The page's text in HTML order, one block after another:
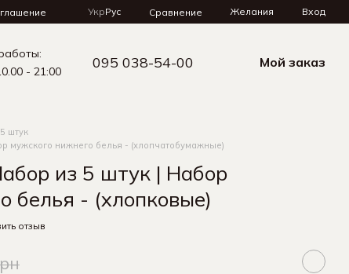
УкрРус Сравнение Желания Вход
- 21:00
095 038-54-00 Мой заказ
штук
мужского нижнего белья - (хлопчатобумажные)
из 5 штук | Набор
белья - (хлопковые)
отзыв